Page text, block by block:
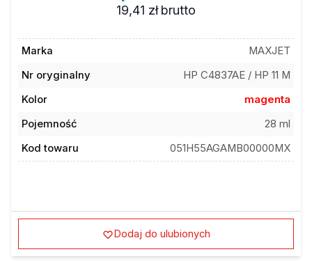
19,41 zł brutto
Marka
MAXJET
Nr oryginalny
HP C4837AE / HP 11 M
Kolor
magenta
Pojemność
28 ml
Kod towaru
051H55AGAMB00000MX
Dodaj do ulubionych